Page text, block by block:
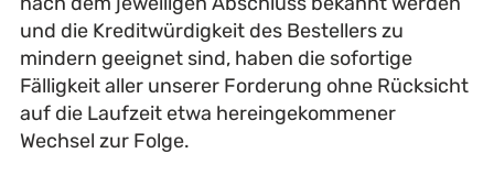
und die Kreditwürdigkeit des Bestellers zu
mindern geeignet sind, haben die sofortige
Fälligkeit aller unserer Forderung ohne Rücksicht
auf die Laufzeit etwa hereingekommener
Wechsel zur Folge.